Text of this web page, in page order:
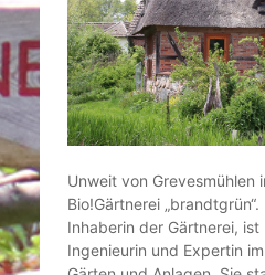
Unweit von Grevesmühlen
Bio!Gärtnerei
Inhaberin der Gärtnerei,
Ingenieurin und Expertin